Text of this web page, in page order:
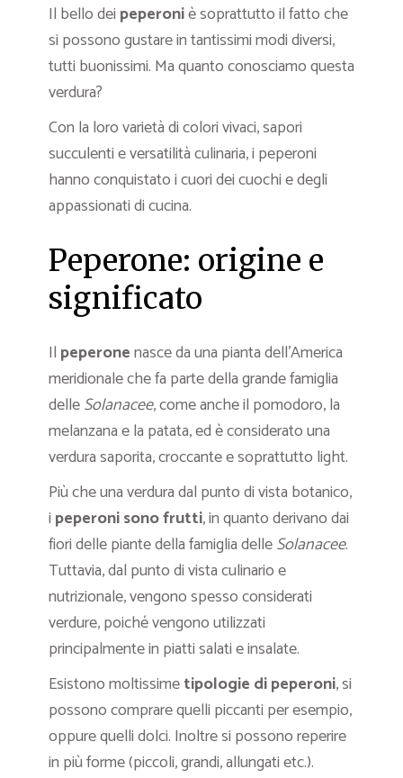
Il bello dei peperoniè soprattutto il fatto che
si possono gustare in tantissimi modi diversi,
tutti buonissimi. Ma quanto conosciamo questa
verdura?
Con la loro varietà di colori vivaci, sapori
succulenti e versatilità culinaria, i peperoni
hanno conquistato i cuori dei cuochi e degli
appassionati di cucina.
Peperone: origine e
significato
Il peperonenasce da una pianta dell’America
meridionale che fa parte della grande famiglia
delleSolanacee, come anche il pomodoro, la
melanzana e la patata, ed è considerato una
verdura saporita, croccante e soprattutto light.
Più che una verdura dal punto di vista botanico,
i peperoni sono frutti, in quanto derivano dai
fiori delle piante della famiglia delleSolanacee.
Tuttavia, dal punto di vista culinario e
nutrizionale, vengono spesso considerati
verdure, poiché vengono utilizzati
principalmente in piatti salati e insalate.
Esistono moltissimetipologie di peperoni, si
possono comprare quelli piccanti per esempio,
oppure quelli dolci. Inoltre si possono reperire
in più forme (piccoli, grandi, allungati etc.).